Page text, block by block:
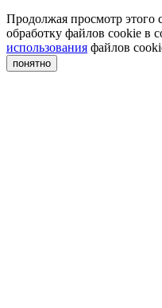
Продолжая просмотр этого
обработку файлов cookie в
использования файлов
понятно